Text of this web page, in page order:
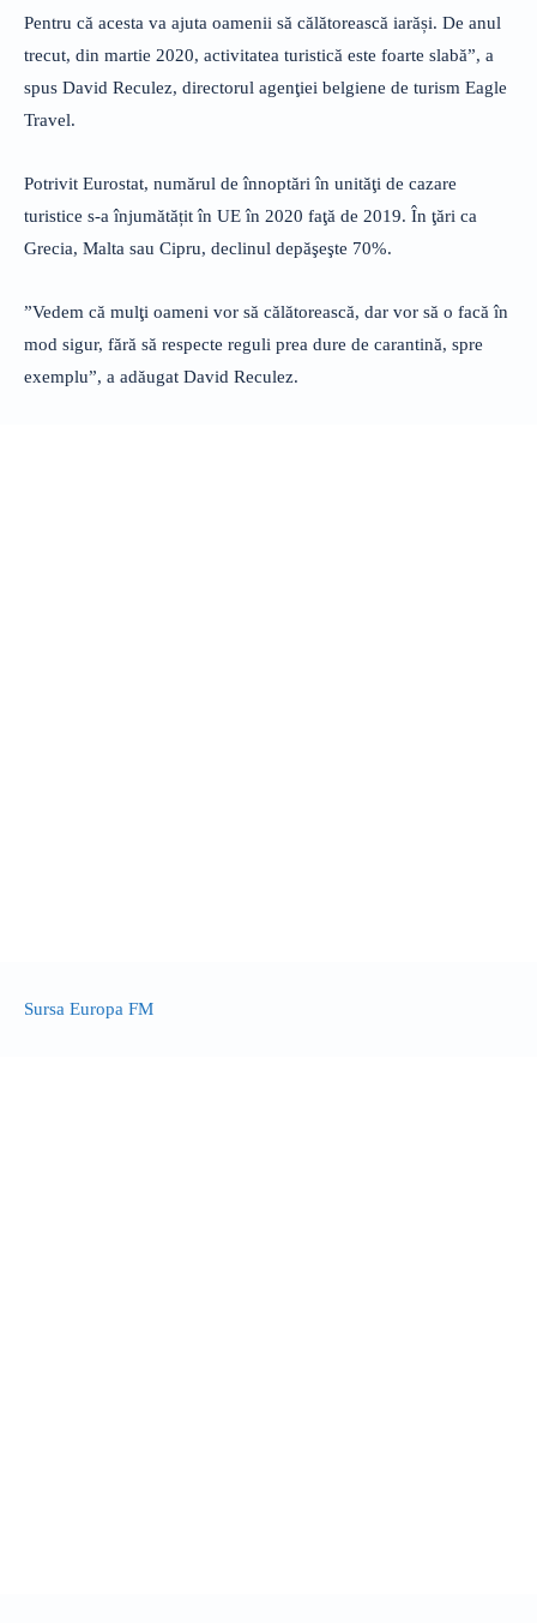
Pentru că acesta va ajuta oamenii să călătorească iarăși. De anul
trecut, din martie 2020, activitatea turistică este foarte slabă”, a
spus David Reculez, directorul agenţiei belgiene de turism Eagle
Travel.
Potrivit Eurostat, numărul de înnoptări în unităţi de cazare
turistice s-a înjumătățit în UE în 2020 faţă de 2019. În ţări ca
Grecia, Malta sau Cipru, declinul depăşeşte 70%.
”Vedem că mulţi oameni vor să călătorească, dar vor să o facă în
mod sigur, fără să respecte reguli prea dure de carantină, spre
exemplu”, a adăugat David Reculez.
Sursa Europa FM